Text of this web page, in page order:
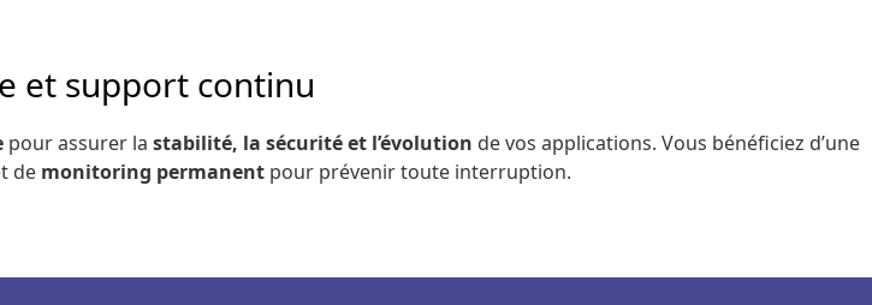
et support continu
pour assurer la stabilité, la sécurité et l’évolution de vos applications. Vous bénéficiez d’une
de monitoring permanentpour prévenir toute interruption.